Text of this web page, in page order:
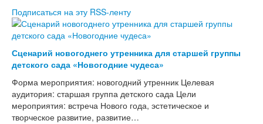
Стихи для детей
Детские стихи про детский сад
Детские стихи о школе
Детские стихи про семью
Детские стихи о временах года
Детские стихи к праздникам
Детские стихи про спорт и здоровье
Физкультминутки для детей
Загадки для детей в стихах
Подписаться на эту RSS-ленту
Сценарий новогоднего утренника для старшей группы
детского сада «Новогодние чудеса»
Форма мероприятия: новогодний утренник Целевая
аудитория: старшая группа детского сада Цели
мероприятия: встреча Нового года, эстетическое и
творческое развитие, развитие…